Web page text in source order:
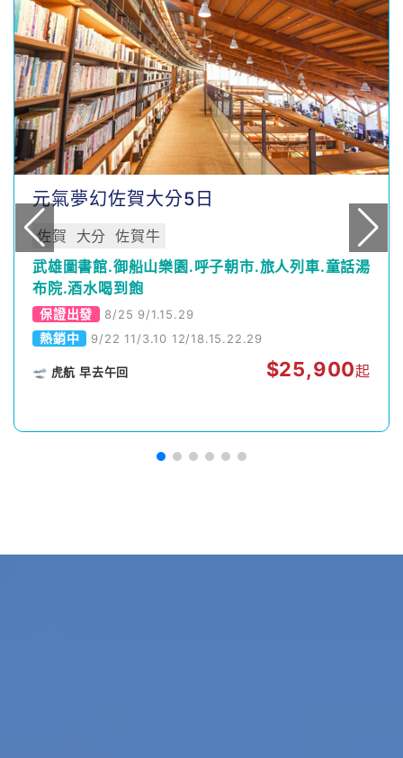
元氣夢幻佐賀大分5日
佐賀 大分 佐賀牛
武雄圖書館.御船山樂園.呼子朝市.旅人列車.童話湯
布院.酒水喝到飽
保證出發 8/25 9/1.15.29
熱銷中 9/22 11/3.10 12/18.15.22.29
🛫 虎航 早去午回 $25,900起